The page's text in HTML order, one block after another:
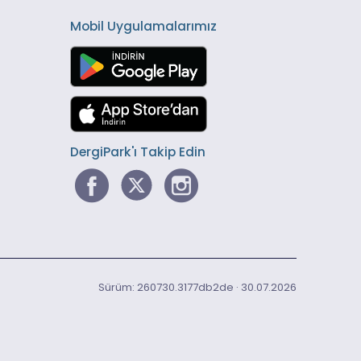
Mobil Uygulamalarımız
DergiPark'ı Takip Edin
Sürüm: 260730.3177db2de · 30.07.2026